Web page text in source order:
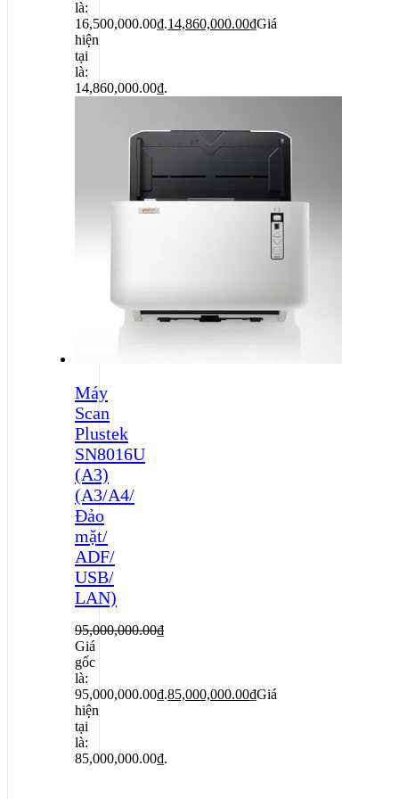
là:
16,500,000.00₫.14,860,000.00₫Giá
hiện
tại
là:
14,860,000.00₫.
Máy
Scan
Plustek
SN8016U
(A3)
(A3/A4/
Đảo
mặt/
ADF/
USB/
LAN)
95,000,000.00₫
Giá
gốc
là:
95,000,000.00₫.85,000,000.00₫Giá
hiện
tại
là:
85,000,000.00₫.